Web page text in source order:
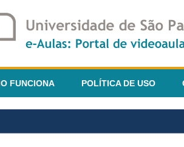
FUNCIONA POLÍTICA DE USO